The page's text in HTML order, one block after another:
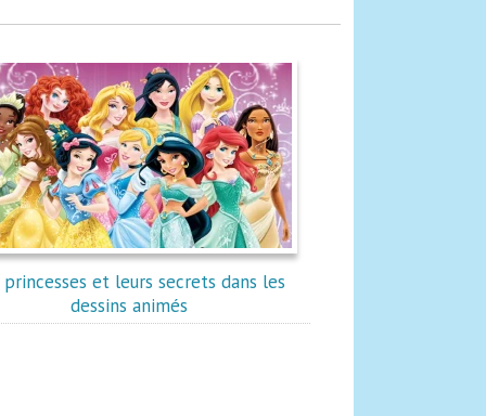
princesses et leurs secrets dans les
dessins animés